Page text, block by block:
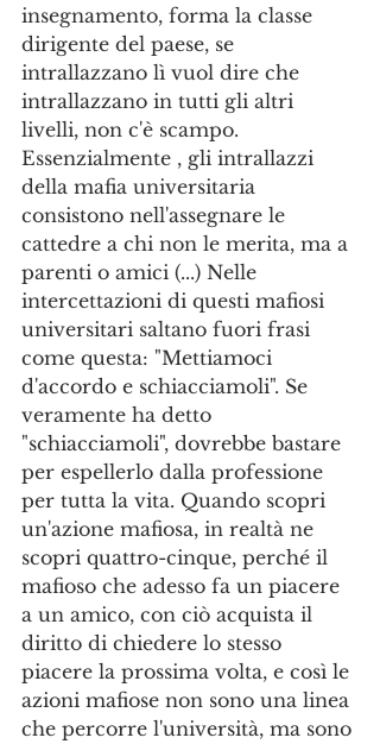
insegnamento, forma la classe
dirigente del paese, se
intrallazzano lì vuol dire che
intrallazzano in tutti gli altri
livelli, non c'è scampo.
Essenzialmente , gli intrallazzi
della mafia universitaria
consistono nell'assegnare le
cattedre a chi non le merita, ma a
parenti o amici (...) Nelle
intercettazioni di questi mafiosi
universitari saltano fuori frasi
come questa: "Mettiamoci
d'accordo e schiacciamoli". Se
veramente ha detto
"schiacciamoli", dovrebbe bastare
per espellerlo dalla professione
per tutta la vita. Quando scopri
un'azione mafiosa, in realtà ne
scopri quattro-cinque, perché il
mafioso che adesso fa un piacere
a un amico, con ciò acquista il
diritto di chiedere lo stesso
piacere la prossima volta, e così le
azioni mafiose non sono una linea
che percorre l'università, ma sono